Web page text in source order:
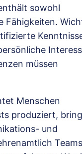
sowohl
Fähigkeiten.
müssen
Menschen
produziert,
und
Teams